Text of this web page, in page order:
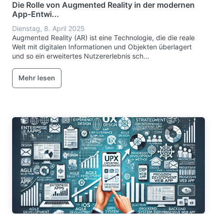
Die Rolle von Augmented Reality in der modernen
App-Entwi...
Dienstag, 8. April 2025
Augmented Reality (AR) ist eine Technologie, die die reale
Welt mit digitalen Informationen und Objekten überlagert
und so ein erweitertes Nutzererlebnis sch...
Mehr lesen